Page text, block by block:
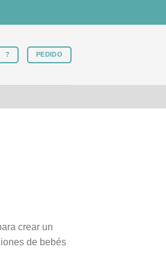
? PEDIDO
crear un
de bebés